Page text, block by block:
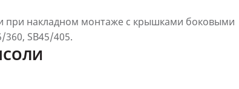
при накладном монтаже с крышками боковыми
SB45/405.